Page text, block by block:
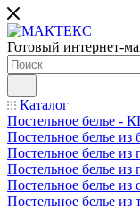
Готовый интернет-
Каталог
Постельное белье -
Постельное белье из
Постельное белье из
Постельное белье из
Постельное белье из
Постельное белье из